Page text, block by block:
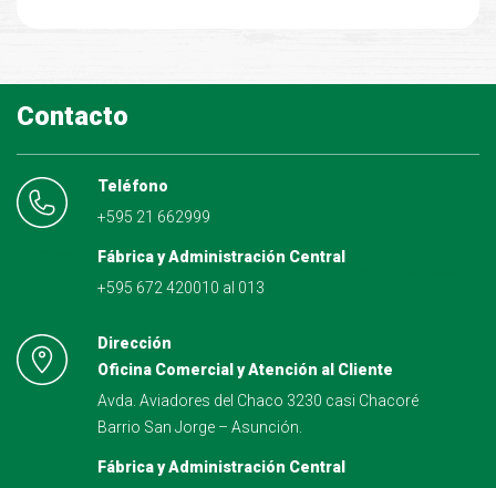
Contacto
Teléfono
+595 21 662999
Fábrica y Administración Central
+595 672 420010 al 013
Dirección
Oficina Comercial y Atención al Cliente
Avda. Aviadores del Chaco 3230 casi Chacoré
Barrio San Jorge – Asunción.
Fábrica y Administración Central